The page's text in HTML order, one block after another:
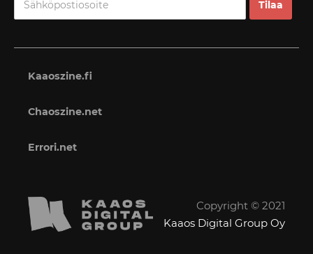
Kaaoszine.fi
Chaoszine.net
Errori.net
Copyright © 2021
Kaaos Digital Group Oy